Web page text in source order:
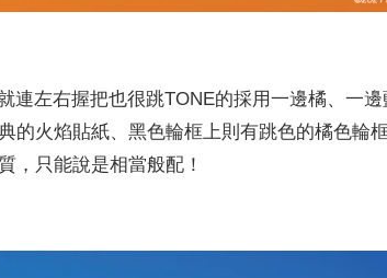
連左右握把也很跳TONE的採用一邊橘、一邊
的火焰貼紙、黑色輪框上則有跳色的橘色輪
，只能說是相當般配！